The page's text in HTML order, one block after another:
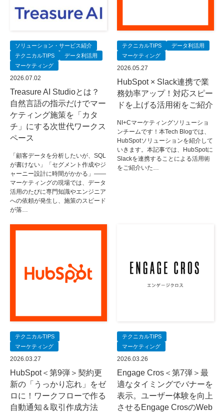
ソリューション・サービス紹介
テクニカルTIPS
データ利活用
マーケティング
2026.07.02
Treasure AI Studioとは？
自然言語の指示だけでマー
ケティング施策を「カタ
チ」にする次世代ワークス
ペース
「顧客データを分析したいが、SQL
が書けない」「セグメント作成やジ
ャーニー設計に時間がかかる」——
マーケティングの現場では、データ
活用のたびに専門知識やエンジニア
への依頼が発生し、施策のスピード
が落…
テクニカルTIPS
データ利活用
マーケティング
2026.05.27
HubSpot × Slack連携で業
務効率アップ！対応スピー
ドを上げる活用術をご紹介
NI+Cマーケティングソリューショ
ンチームです！本Tech Blogでは、
HubSpotソリューションを紹介して
いきます。本記事では、HubSpotに
Slackを連携することによる活用術
をご紹介いた…
テクニカルTIPS
マーケティング
2026.03.27
HubSpot＜第9弾＞契約更
新の「うっかり忘れ」をゼ
ロに！ワークフローで作る
自動通知＆取引作成方法
テクニカルTIPS
マーケティング
2026.03.26
Engage Cros＜第7弾＞最
適なタイミングでバナーを
表示。ユーザー体験を向上
させるEngage CrosのWeb